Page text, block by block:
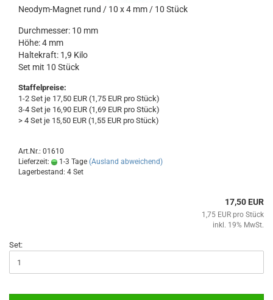
Neodym-Magnet rund / 10 x 4 mm / 10 Stück
Durchmesser: 10 mm
Höhe: 4 mm
Haltekraft: 1,9 Kilo
Set mit 10 Stück
Staffelpreise:
1-2 Set je 17,50 EUR (1,75 EUR pro Stück)
3-4 Set je 16,90 EUR (1,69 EUR pro Stück)
> 4 Set je 15,50 EUR (1,55 EUR pro Stück)
Art.Nr.: 01610
Lieferzeit:
1-3 Tage (Ausland abweichend)
Lagerbestand: 4 Set
17,50 EUR
1,75 EUR pro Stück
inkl. 19% MwSt.
Set: